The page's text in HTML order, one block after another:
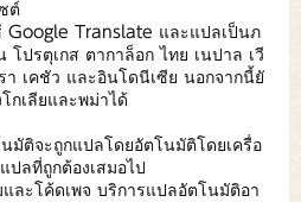
ต์
Google Translate และแปลเป็นภ
โปรตุเกส ตากาล็อก ไทย เนปาล เวี
เคชัว และอินโดนีเซีย นอกจากนี้ยั
กเลียและพม่าได้
มัติจะถูกแปลโดยอัตโนมัติโดยเครื่อ
ลที่ถูกต้องเสมอไป
ละโค้ดเพจ บริการแปลอัตโนมัติอา